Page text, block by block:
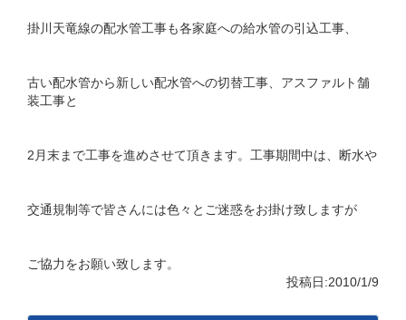
掛川天竜線の配水管工事も各家庭への給水管の引込工事、
古い配水管から新しい配水管への切替工事、アスファルト舗
装工事と
2月末まで工事を進めさせて頂きます。工事期間中は、断水や
交通規制等で皆さんには色々とご迷惑をお掛け致しますが
ご協力をお願い致します。
投稿日:2010/1/9